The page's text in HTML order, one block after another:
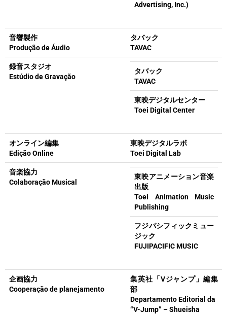
Advertising, Inc.)
音響製作
Produção de Áudio
タバック
TAVAC
録音スタジオ
Estúdio de Gravação
タバック
TAVAC
東映デジタルセンター
Toei Digital Center
オンライン編集
Edição Online
東映デジタルラボ
Toei Digital Lab
音楽協力
Colaboração Musical
東映アニメーション音楽
出版
Toei Animation Music
Publishing
フジパシフィックミュー
ジック
FUJIPACIFIC MUSIC
企画協力
Cooperação de planejamento
集英社「Vジャンプ」編集
部
Departamento Editorial da
“V-Jump” – Shueisha